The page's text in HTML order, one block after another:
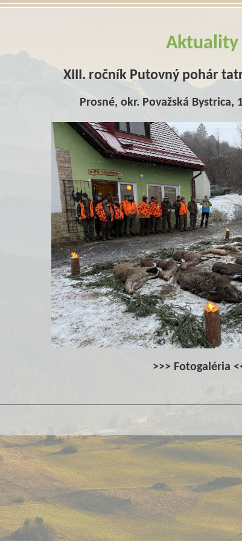
Aktuality
XIII. ročník Putovný pohár
Prosné, okr. Považská Bystrica,
>>> Fotogaléria